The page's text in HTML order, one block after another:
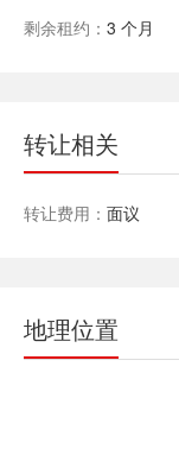
剩余租约： 3 个月
转让相关
转让费用： 面议
地理位置